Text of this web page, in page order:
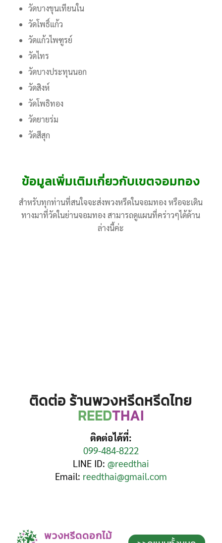
วัดบางขุนเทียนใน
วัดโพธิ์แก้ว
วัดแก้วไพฑูรย์
วัดไทร
วัดบางประทุนนอก
วัดสิงห์
วัดโพธิทอง
วัดยายร่ม
วัดสีสุก
ข้อมูลเพิ่มเติมเกี่ยวกับเขตจอมทอง
สำหรับทุกท่านที่สนใจจะส่งพวงหรีดในจอมทอง หรือจะเดิน
ทางมาที่วัดในย่านจอมทอง สามารถดูแผนที่คร่าวๆได้ด้าน
ล่างนี้ค่ะ
ติดต่อ ร้านพวงหรีดหรีดไทย
REEDTHAI
ติดต่อได้ที่:
099-484-8222
LINE ID: @reedthai
Email: reedthai@gmail.com
พวงหรีดดอกไม้